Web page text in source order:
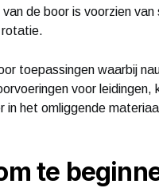
de boor is voorzien
rotatie.
toepassingen waarbij
voor
in het omliggende
te